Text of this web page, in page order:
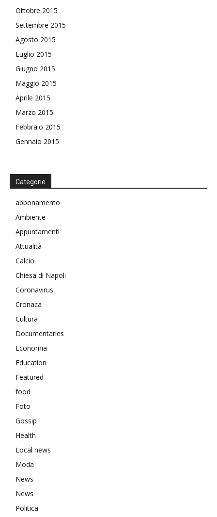
Ottobre 2015
Settembre 2015
Agosto 2015
Luglio 2015
Giugno 2015
Maggio 2015
Aprile 2015
Marzo 2015
Febbraio 2015
Gennaio 2015
Categorie
abbonamento
Ambiente
Appuntamenti
Attualità
Calcio
Chiesa di Napoli
Coronavirus
Cronaca
Cultura
Documentaries
Economia
Education
Featured
food
Foto
Gossip
Health
Local news
Moda
News
News
Politica